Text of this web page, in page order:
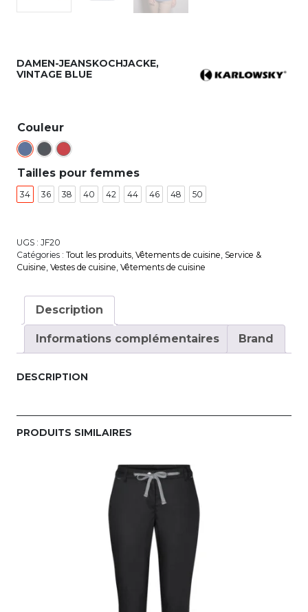
DAMEN-JEANSKOCHJACKE,
VINTAGE BLUE
Couleur
Tailles pour femmes
34 36 38 40 42 44 46 48 50
UGS : JF20
Catégories : Tout les produits, Vêtements de cuisine, Service &
Cuisine, Vestes de cuisine, Vêtements de cuisine
Description
Informations complémentaires Brand
DESCRIPTION
PRODUITS SIMILAIRES